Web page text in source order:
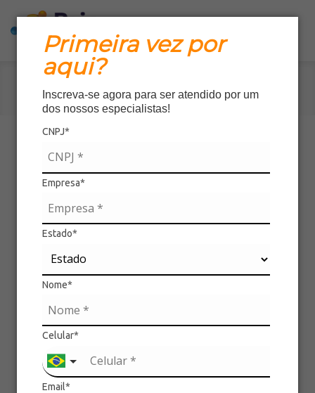
Primeira vez por
aqui?
Inscreva-se agora para ser atendido por um
dos nossos especialistas!
CNPJ*
Empresa*
Estado*
Nome*
Celular*
Email*
Mordedor Unicórnio
Ref.: 793849
Descrição
Faça o download das imagens desse produto
Download